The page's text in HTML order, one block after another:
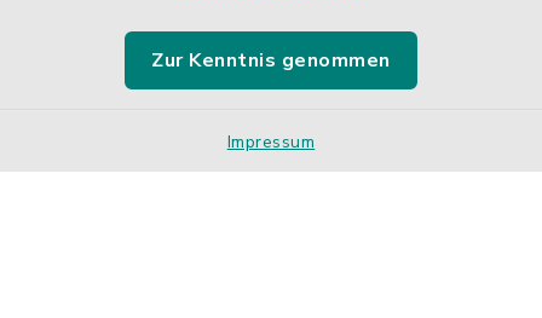
Zur Kenntnis genommen
Impressum
Impressum
Sitemap